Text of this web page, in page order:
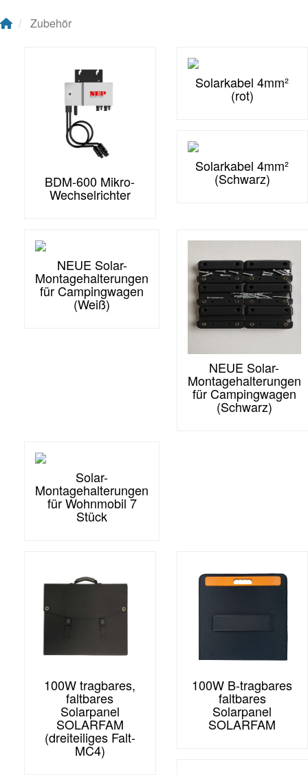
Zubehör
BDM-600 Mikro-
Wechselrichter
Solarkabel 4mm²
(rot)
Solarkabel 4mm²
(Schwarz)
NEUE Solar-
Montagehalterungen
für Campingwagen
(Weiß)
NEUE Solar-
Montagehalterungen
für Campingwagen
(Schwarz)
Solar-
Montagehalterungen
für Wohnmobil 7
Stück
100W tragbares,
faltbares
Solarpanel
SOLARFAM
(dreiteiliges Falt-
MC4)
100W B-tragbares
faltbares
Solarpanel
SOLARFAM